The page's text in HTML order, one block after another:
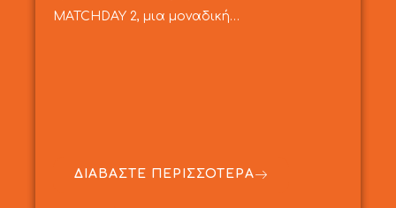
MATCHDAY 2, μια μοναδική…
ΔΙΑΒΑΣΤΕ ΠΕΡΙΣΣΟΤΕΡΑ